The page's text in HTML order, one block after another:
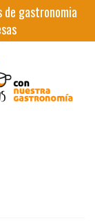
de gastronomia